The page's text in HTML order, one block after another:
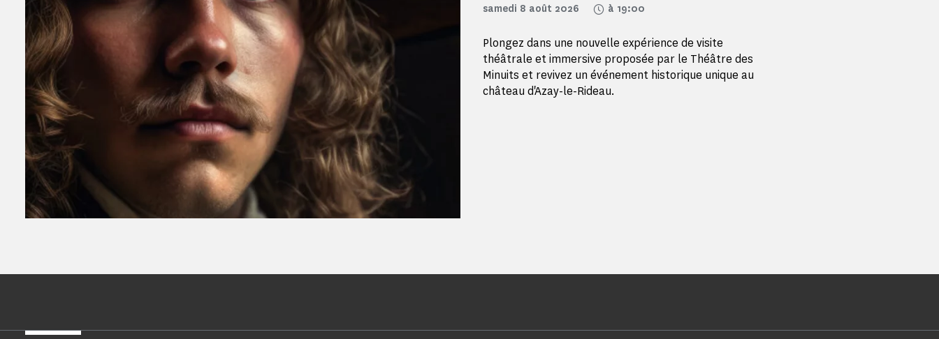
samedi 8 août 2026 à 19:00
Plongez dans une nouvelle expérience de visite
théâtrale et immersive proposée par le Théâtre des
Minuits et revivez un événement historique unique au
château d'Azay-le-Rideau.